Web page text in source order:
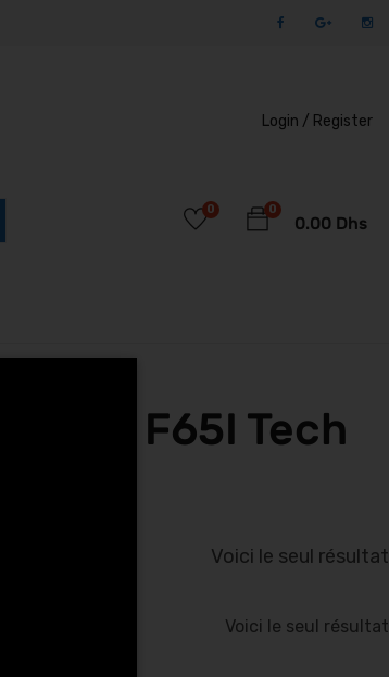
Login / Register
0
0.00 Dhs
0
F65I Tech
Voici le seul résultat
Voici le seul résultat